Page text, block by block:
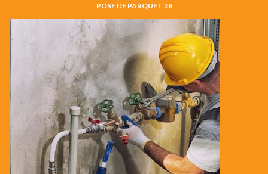
POSE DE PARQUET 38